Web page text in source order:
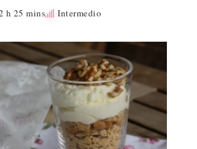
h 25 mins Intermedio